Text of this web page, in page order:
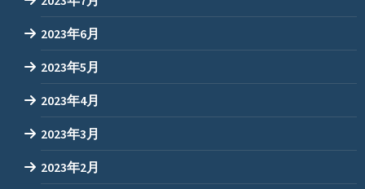
2023年6月
2023年5月
2023年4月
2023年3月
2023年2月